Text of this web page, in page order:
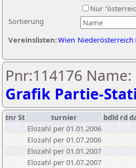
Sortierung
Nur
Vereinslisten:Wien Niederösterreich
Pnr:114176
Grafik Partie-
tnrSt turnier bdld rd
Elozahl per 01.01.2006
Elozahl per 01.07.2006
Elozahl per 01.01.2007
Elozahl per 01.07.2007